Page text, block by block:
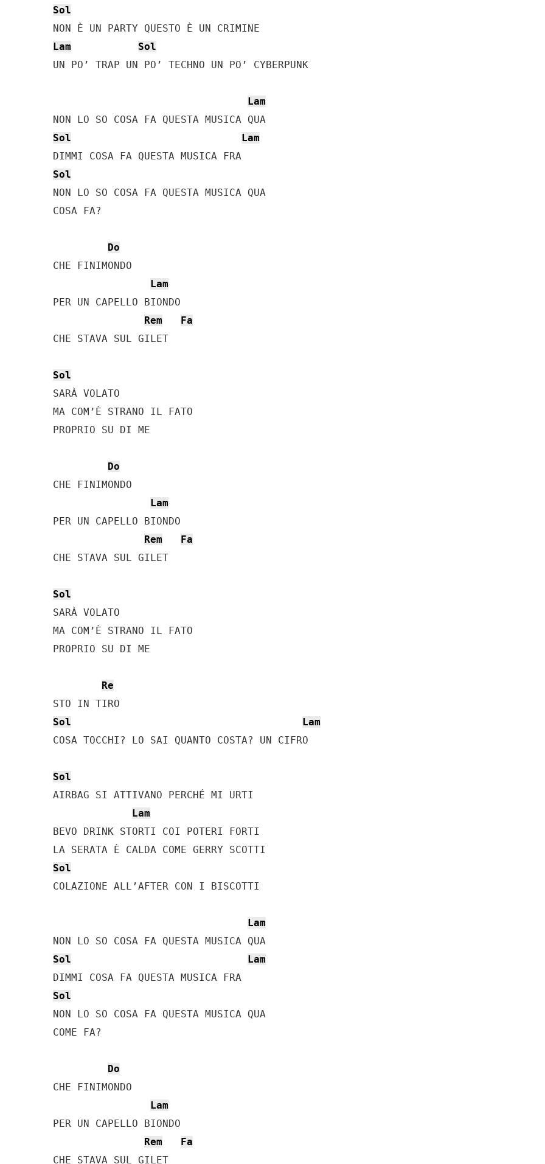
Sol
Lam
Sol
UN PO’ TRAP UN PO’ TECHNO UN PO’ CYBERPUNK
Lam
Sol
Lam
Sol
NON LO SO COSA FA QUESTA MUSICA QUA
COSA FA?
Do
CHE FINIMONDO
Lam
PER UN CAPELLO BIONDO
Rem
Fa
CHE STAVA SUL GILET
Sol
SARÀ VOLATO
MA COM’È STRANO IL FATO
PROPRIO SU DI ME
Do
CHE FINIMONDO
Lam
PER UN CAPELLO BIONDO
Rem
Fa
CHE STAVA SUL GILET
Sol
SARÀ VOLATO
MA COM’È STRANO IL FATO
PROPRIO SU DI ME
Re
Sol
Lam
COSA TOCCHI? LO SAI QUANTO COSTA? UN CIFRO
Sol
AIRBAG SI ATTIVANO PERCHÉ MI URTI
Lam
BEVO DRINK STORTI COI POTERI FORTI
Sol
COLAZIONE ALL’AFTER CON I BISCOTTI
Lam
Sol
Lam
Sol
NON LO SO COSA FA QUESTA MUSICA QUA
COME FA?
Do
CHE FINIMONDO
Lam
PER UN CAPELLO BIONDO
Rem
Fa
CHE STAVA SUL GILET